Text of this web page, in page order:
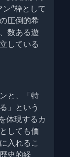
”枠として
圧倒的希
数ある遊
している
と、「特
」という
体現するカ
しても価
入れるこ
史的経